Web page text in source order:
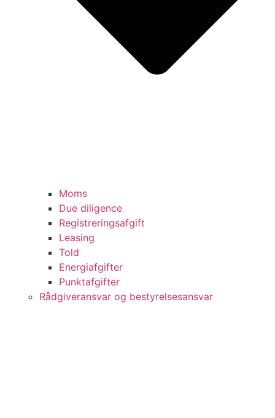
Moms
Due diligence
Registreringsafgift
Leasing
Told
Energiafgifter
Punktafgifter
Rådgiveransvar og bestyrelsesansvar